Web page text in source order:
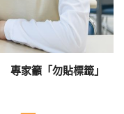
家籲「勿貼標籤」